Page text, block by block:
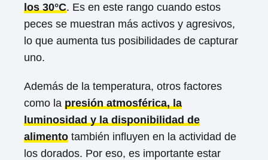
los 30°C. Es en este rango cuando estos
peces se muestran más activos y agresivos,
lo que aumenta tus posibilidades de capturar
uno.
Además de la temperatura, otros factores
como la presión atmosférica, la
luminosidad y la disponibilidad de
alimento también influyen en la actividad de
los dorados. Por eso, es importante estar